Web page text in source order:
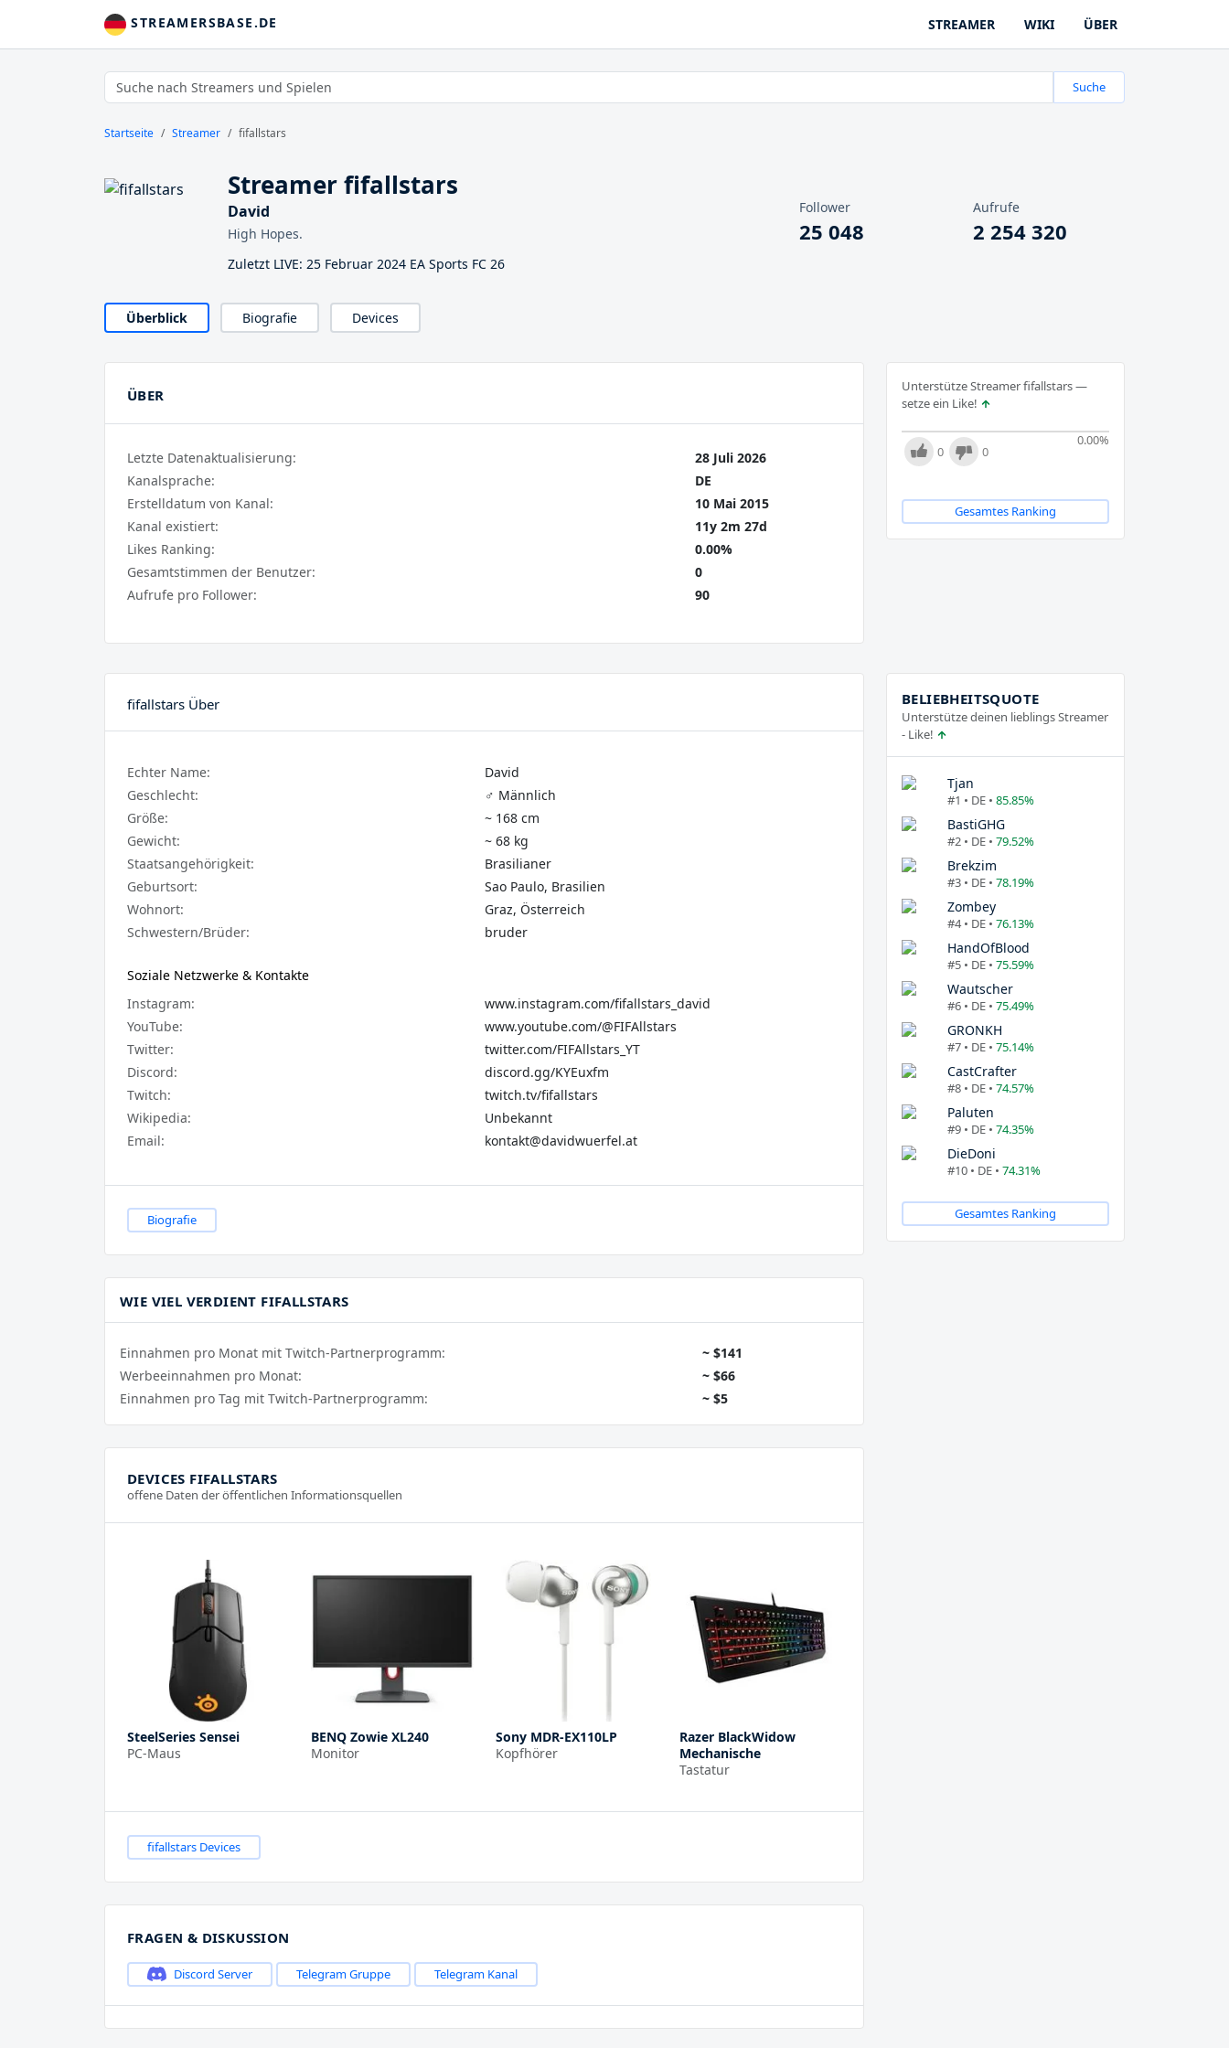
STREAMERSBASE.DE STREAMER WIKI ÜBER
Suche
Startseite Streamer fifallstars
Streamer fifallstars
David
High Hopes.
Zuletzt LIVE: 25 Februar 2024 EA Sports FC 26
Follower
25 048
Aufrufe
2 254 320
Überblick Biografie Devices
Unterstütze Streamer fifallstars —
setze ein Like!
0.00%
0 0
Gesamtes Ranking
ÜBER
Letzte Datenaktualisierung:
28 Juli 2026
Kanalsprache:
DE
Erstelldatum von Kanal:
10 Mai 2015
Kanal existiert:
11y 2m 27d
Likes Ranking:
0.00%
Gesamtstimmen der Benutzer:
0
Aufrufe pro Follower:
90
fifallstars Über
Echter Name:
David
Geschlecht:
♂️ Männlich
Größe:
~ 168 cm
Gewicht:
~ 68 kg
Staatsangehörigkeit:
Brasilianer
Geburtsort:
Sao Paulo, Brasilien
Wohnort:
Graz, Österreich
Schwestern/Brüder:
bruder
Soziale Netzwerke & Kontakte
Instagram:
www.instagram.com/fifallstars_david
YouTube:
www.youtube.com/@FIFAllstars
Twitter:
twitter.com/FIFAllstars_YT
Discord:
discord.gg/KYEuxfm
Twitch:
twitch.tv/fifallstars
Wikipedia:
Unbekannt
Email:
kontakt@davidwuerfel.at
Biografie
WIE VIEL VERDIENT FIFALLSTARS
Einnahmen pro Monat mit Twitch-Partnerprogramm:
~ $141
Werbeeinnahmen pro Monat:
~ $66
Einnahmen pro Tag mit Twitch-Partnerprogramm:
~ $5
DEVICES FIFALLSTARS
offene Daten der öffentlichen Informationsquellen
SteelSeries Sensei
PC-Maus
BENQ Zowie XL240
Monitor
Sony MDR-EX110LP
Kopfhörer
Razer BlackWidow
Mechanische
Tastatur
fifallstars Devices
FRAGEN & DISKUSSION
Discord Server Telegram Gruppe Telegram Kanal
BELIEBHEITSQUOTE
Unterstütze deinen lieblings Streamer
- Like!
Tjan
#1 • DE • 85.85%
BastiGHG
#2 • DE • 79.52%
Brekzim
#3 • DE • 78.19%
Zombey
#4 • DE • 76.13%
HandOfBlood
#5 • DE • 75.59%
Wautscher
#6 • DE • 75.49%
GRONKH
#7 • DE • 75.14%
CastCrafter
#8 • DE • 74.57%
Paluten
#9 • DE • 74.35%
DieDoni
#10 • DE • 74.31%
Gesamtes Ranking